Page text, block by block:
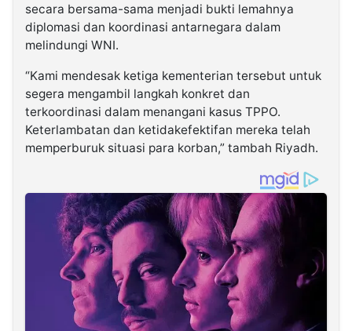
secara bersama-sama menjadi bukti lemahnya
diplomasi dan koordinasi antarnegara dalam
melindungi WNI.
“Kami mendesak ketiga kementerian tersebut untuk
segera mengambil langkah konkret dan
terkoordinasi dalam menangani kasus TPPO.
Keterlambatan dan ketidakefektifan mereka telah
memperburuk situasi para korban,” tambah Riyadh.